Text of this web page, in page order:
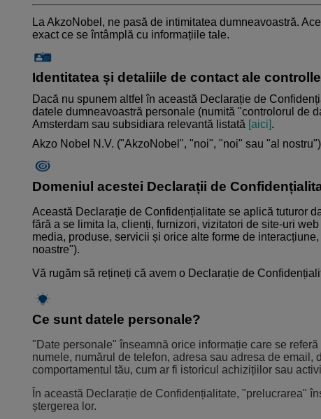
La AkzoNobel, ne pasă de intimitatea dumneavoastră.
exact ce se întâmplă cu informațiile tale.
Identitatea și detaliile de contact ale
Dacă nu spunem altfel în această Declarație de
datele dumneavoastră personale (numită "controlorul de
Amsterdam sau subsidiara relevantă listată [aici].
Akzo Nobel N.V. ("AkzoNobel", "noi", "noi" sau "al
Domeniul acestei Declarații de
Această Declarație de Confidențialitate se aplică tuturor
fără a se limita la, clienți, furnizori, vizitatori de site-uri
media, produse, servicii și orice alte forme de
noastre").
Vă rugăm să rețineți că avem o Declarație de
Ce sunt datele personale?
"Date personale" înseamnă orice informație care se
numele, numărul de telefon, adresa sau adresa de
comportamentul tău, cum ar fi istoricul achizițiilor sau
În această Declarație de Confidențialitate, "prelucrarea"
ștergerea lor.